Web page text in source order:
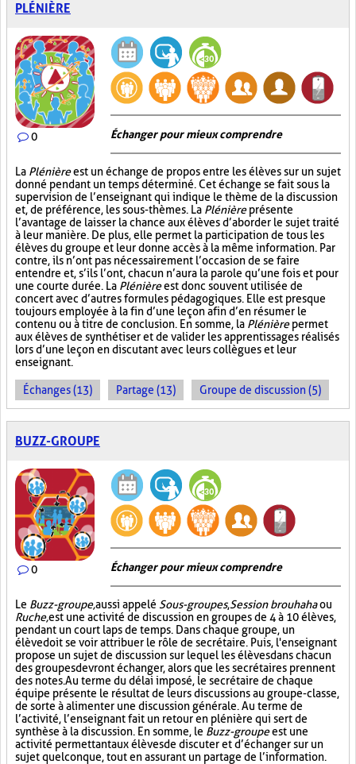
PLÉNIÈRE
0 Échanger pour mieux comprendre
La Plénièreest un échange de propos entre les élèves sur un sujet
donné pendant un temps déterminé. Cet échange se fait sous la
supervision de l’enseignant qui indique le thème de la discussion
et, de préférence, les sous-thèmes. La Plénièreprésente
l’avantage de laisser la chance aux élèves d’aborder le sujet traité
à leur manière. De plus, elle permet la participation de tous les
élèves du groupe et leur donne accès à la même information. Par
contre, ils n’ont pas nécessairement l’occasion de se faire
entendre et, s’ils l’ont, chacun n’aura la parole qu’une fois et pour
une courte durée. La Plénièreest donc souvent utilisée de
concert avec d’autres formules pédagogiques. Elle est presque
toujours employée à la fin d’une leçon afin d’en résumer le
contenu ou à titre de conclusion. En somme, la Plénièrepermet
aux élèves de synthétiser et de valider les apprentissages réalisés
lors d’une leçon en discutant avec leurs collègues et leur
enseignant.
Échanges (13) Partage (13) Groupe de discussion (5)
BUZZ-GROUPE
0 Échanger pour mieux comprendre
Le Buzz-groupe,aussi appelé Sous-groupes,Session brouhahaou
Ruche,est une activité de discussion en groupes de 4 à 10 élèves,
pendant un court laps de temps. Dans chaque groupe, un
élève doit se voir attribuer le rôle de secrétaire. Puis, l'enseignant
propose un sujet de discussion sur lequel les élèves dans chacun
des groupes devront échanger, alors que les secrétaires prennent
des notes. Au terme du délai imposé, le secrétaire de chaque
équipe présente le résultat de leurs discussions au groupe-classe,
de sorte à alimenter une discussion générale. Au terme de
l’activité, l’enseignant fait un retour en plénière qui sert de
synthèse à la discussion. En somme, le Buzz-groupeest une
activité permettant aux élèves de discuter et d’échanger sur un
sujet quelconque, tout en assurant un partage de l’information.